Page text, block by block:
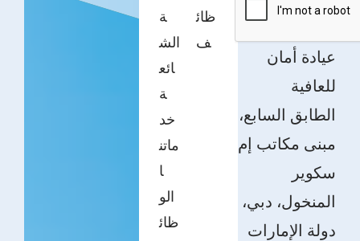
ة
الش
ائع
ة
ظائ
ف
خد
ماتن
ا
الو
ظائ
عيادة أمان
للعافية
الطابق السابع،
مبنى مكاتب إم
سكوير
المنخول، دبي،
دولة الإمارات